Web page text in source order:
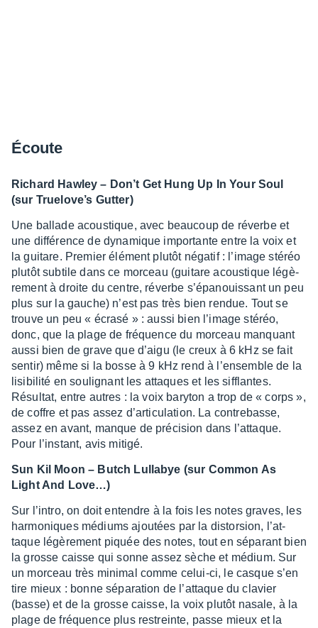
Écoute
Richard Hawley – Don’t Get Hung Up In Your Soul
(sur True­lo­ve’s Gutter)
Une ballade acous­tique, avec beau­coup de réverbe et
une diffé­rence de dyna­mique impor­tante entre la voix et
la guitare. Premier élément plutôt néga­tif : l’image stéréo
plutôt subtile dans ce morceau (guitare acous­tique légè­
re­ment à droite du centre, réverbe s’épa­nouis­sant un peu
plus sur la gauche) n’est pas très bien rendue. Tout se
trouve un peu « écrasé » : aussi bien l’image stéréo,
donc, que la plage de fréquence du morceau manquant
aussi bien de grave que d’aigu (le creux à 6 kHz se fait
sentir) même si la bosse à 9 kHz rend à l’en­semble de la
lisi­bi­lité en souli­gnant les attaques et les sifflantes.
Résul­tat, entre autres : la voix bary­ton a trop de « corps »,
de coffre et pas assez d’ar­ti­cu­la­tion. La contre­basse,
assez en avant, manque de préci­sion dans l’at­taque.
Pour l’ins­tant, avis mitigé.
Sun Kil Moon – Butch Lulla­bye (sur Common As
Light And Love…)
Sur l’in­tro, on doit entendre à la fois les notes graves, les
harmo­niques médiums ajou­tées par la distor­sion, l’at­
taque légè­re­ment piquée des notes, tout en sépa­rant bien
la grosse caisse qui sonne assez sèche et médium. Sur
un morceau très mini­mal comme celui-ci, le casque s’en
tire mieux : bonne sépa­ra­tion de l’at­taque du clavier
(basse) et de la grosse caisse, la voix plutôt nasale, à la
plage de fréquence plus restreinte, passe mieux et la